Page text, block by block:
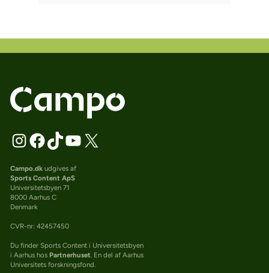
Campo.dkudgives af
Sports Content ApS
Universitetsbyen 71
8000 Aarhus C
Denmark
CVR-nr: 42457450
Du finder Sports Content i Universitetsbyen
i Aarhus hos Partnerhuset . En del af Aarhus
Universitets forskningsfond.